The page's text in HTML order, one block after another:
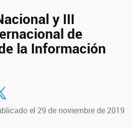
y III
de
la Información
Facebook
en Twitter
el 29 de noviembre de 2019